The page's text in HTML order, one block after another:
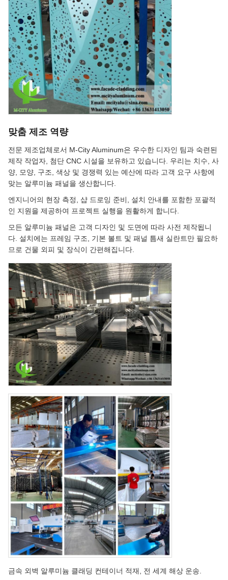
맞춤 제조 역량
전문 제조업체로서 M-City Aluminum은 우수한 디자인 팀과 숙련된
제작 작업자, 첨단 CNC 시설을 보유하고 있습니다. 우리는 치수, 사
양, 모양, 구조, 색상 및 경쟁력 있는 예산에 따라 고객 요구 사항에
맞는 알루미늄 패널을 생산합니다.
엔지니어의 현장 측정, 샵 드로잉 준비, 설치 안내를 포함한 포괄적
인 지원을 제공하여 프로젝트 실행을 원활하게 합니다.
모든 알루미늄 패널은 고객 디자인 및 도면에 따라 사전 제작됩니
다. 설치에는 프레임 구조, 기본 볼트 및 패널 틈새 실란트만 필요하
므로 건물 외피 및 장식이 간편해집니다.
금속 외벽 알루미늄 클래딩 컨테이너 적재, 전 세계 해상 운송.